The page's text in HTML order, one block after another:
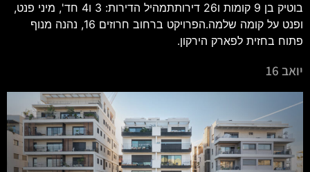
בוטיק בן 9 קומות ו26 דירותתמהיל הדירות: 3 ו4 חד', מיני פנט,
ופנט על קומה שלמה.הפרויקט ברחוב חרוזים 16, נהנה מנוף
פתוח בחזית לפארק הירקון.
יואב 16